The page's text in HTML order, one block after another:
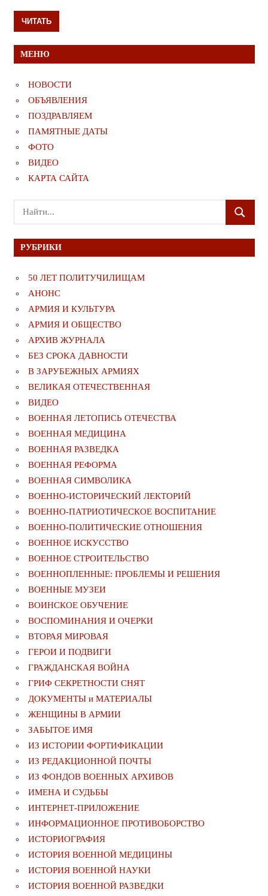
ЧИТАТЬ
МЕНЮ
НОВОСТИ
ОБЪЯВЛЕНИЯ
ПОЗДРАВЛЯЕМ
ПАМЯТНЫЕ ДАТЫ
ФОТО
ВИДЕО
КАРТА САЙТА
Поиск
для:
ПОИСК
РУБРИКИ
50 ЛЕТ ПОЛИТУЧИЛИЩАМ
АНОНС
АРМИЯ И КУЛЬТУРА
АРМИЯ И ОБЩЕСТВО
АРХИВ ЖУРНАЛА
БЕЗ СРОКА ДАВНОСТИ
В ЗАРУБЕЖНЫХ АРМИЯХ
ВЕЛИКАЯ ОТЕЧЕСТВЕННАЯ
ВИДЕО
ВОЕННАЯ ЛЕТОПИСЬ ОТЕЧЕСТВА
ВОЕННАЯ МЕДИЦИНА
ВОЕННАЯ РАЗВЕДКА
ВОЕННАЯ РЕФОРМА
ВОЕННАЯ СИМВОЛИКА
ВОЕННО-ИСТОРИЧЕСКИЙ ЛЕКТОРИЙ
ВОЕННО-ПАТРИОТИЧЕСКОЕ ВОСПИТАНИЕ
ВОЕННО-ПОЛИТИЧЕСКИE ОТНОШЕНИЯ
ВОЕННОЕ ИСКУССТВО
ВОЕННОЕ СТРОИТЕЛЬСТВО
ВОЕННОПЛЕННЫЕ: ПРОБЛЕМЫ И РЕШЕНИЯ
ВОЕННЫЕ МУЗЕИ
ВОИНСКОЕ ОБУЧЕНИЕ
ВОСПОМИНАНИЯ И ОЧЕРКИ
ВТОРАЯ МИРОВАЯ
ГЕРОИ И ПОДВИГИ
ГРАЖДАНСКАЯ ВОЙНА
ГРИФ СЕКРЕТНОСТИ СНЯТ
ДОКУМЕНТЫ и МАТЕРИАЛЫ
ЖЕНЩИНЫ В АРМИИ
ЗАБЫТОЕ ИМЯ
ИЗ ИСТОРИИ ФОРТИФИКАЦИИ
ИЗ РЕДАКЦИОННОЙ ПОЧТЫ
ИЗ ФОНДОВ ВОЕННЫХ АРХИВОВ
ИМЕНА И СУДЬБЫ
ИНТЕРНЕТ-ПРИЛОЖЕНИЕ
ИНФОРМАЦИОННОЕ ПРОТИВОБОРСТВО
ИСТОРИОГРАФИЯ
ИСТОРИЯ ВОЕННОЙ МЕДИЦИНЫ
ИСТОРИЯ ВОЕННОЙ НАУКИ
ИСТОРИЯ ВОЕННОЙ РАЗВЕДКИ